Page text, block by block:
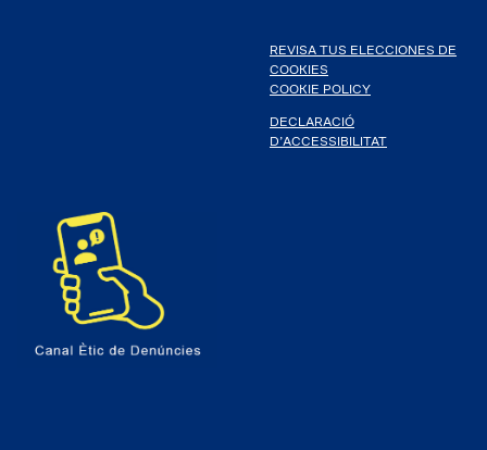
REVISA TUS ELECCIONES DE
COOKIES
COOKIE POLICY
DECLARACIÓ
D’ACCESSIBILITAT